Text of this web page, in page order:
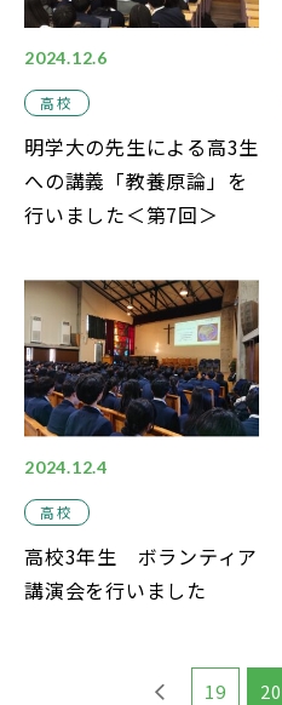
2024.12.6
高校
明学大の先生による高3生
への講義「教養原論」を
行いました＜第7回＞
2024.12.4
高校
高校3年生 ボランティア
講演会を行いました
19 20